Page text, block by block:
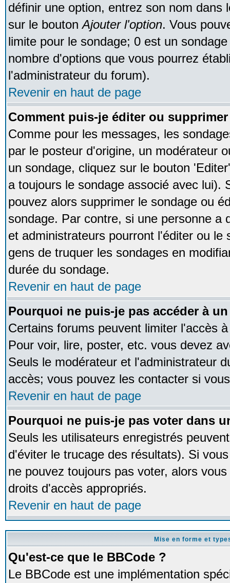
définir une option, entrez son nom dans
sur le boutonAjouter l'option. Vous
limite pour le sondage; 0 est un
nombre d'options que vous pourrez
l'administrateur du forum).
Revenir en haut de page
Comment puis-je éditer ou
Comme pour les messages, les
par le posteur d'origine, un modérateur
un sondage, cliquez sur le bouton
a toujours le sondage associé avec lui).
pouvez alors supprimer le sondage ou
sondage. Par contre, si une personne a
et administrateurs pourront l'éditer ou le
gens de truquer les sondages en
durée du sondage.
Revenir en haut de page
Pourquoi ne puis-je pas accéder à
Certains forums peuvent limiter l'accès
Pour voir, lire, poster, etc. vous devez
Seuls le modérateur et l'administrateur
accès; vous pouvez les contacter si
Revenir en haut de page
Pourquoi ne puis-je pas voter dans
Seuls les utilisateurs enregistrés
d'éviter le trucage des résultats). Si
ne pouvez toujours pas voter, alors
droits d'accès appropriés.
Revenir en haut de page
Mise en forme et
Qu'est-ce que le BBCode ?
Le BBCode est une implémentation